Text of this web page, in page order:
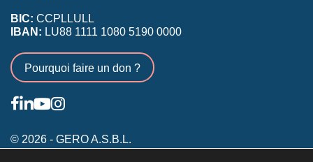
BIC: CCPLLULL
IBAN: LU88 1111 1080 5190 0000
Pourquoi faire un don ?
© 2026 - GERO A.S.B.L.